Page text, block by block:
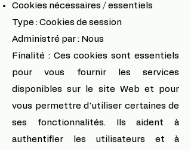
Cookies nécessaires / essentiels
Type : Cookies de session
Administré par : Nous
Finalité : Ces cookies sont essentiels
pour vous fournir les services
disponibles sur le site Web et pour
vous permettre d'utiliser certaines de
ses fonctionnalités. Ils aident à
authentifier les utilisateurs et à